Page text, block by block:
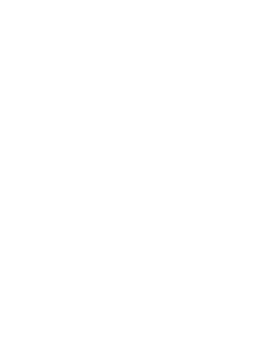
الأسرى الفلسطينيين: بين
وانهيار منظومة العدالة
الدكتور وسيم وني
رداً على موقف مجلس